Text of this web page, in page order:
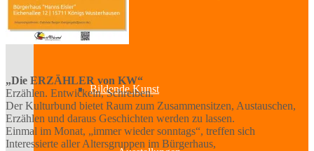
Sparten
Bildende Kunst
„Die ERZÄHLER von KW“
Erzählen. Entwickeln, Schreiben.
Der Kulturbund bietet Raum zum Zusammensitzen, Austauschen,
Erzählen und daraus Geschichten werden zu lassen.
Einmal im Monat, „immer wieder sonntags“, treffen sich
Interessierte aller Altersgruppen im Bürgerhaus,